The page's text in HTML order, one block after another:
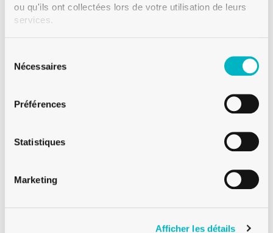
ou qu'ils ont collectées lors de votre utilisation de leurs
services.
Nécessaires
Préférences
Statistiques
Marketing
Afficher les détails